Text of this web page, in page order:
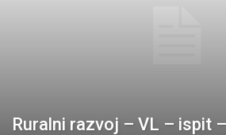
Ruralni razvoj – VL – ispit